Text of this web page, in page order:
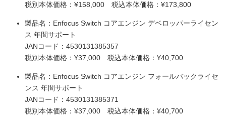
税別本体価格：¥158,000 税込本体価格：¥173,800
製品名：Enfocus Switch コアエンジン デベロッパーライセン
ス 年間サポート
JANコード：4530131385357
税別本体価格：¥37,000 税込本体価格：¥40,700
製品名：Enfocus Switch コアエンジン フォールバックライセ
ンス 年間サポート
JANコード：4530131385371
税別本体価格：¥37,000 税込本体価格：¥40,700